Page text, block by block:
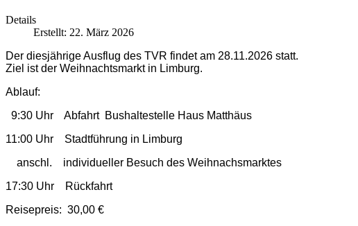
Details
Erstellt: 22. März 2026
Der diesjährige Ausflug des TVR findet am 28.11.2026 statt.
Ziel ist der Weihnachtsmarkt in Limburg.
Ablauf:
9:30 Uhr Abfahrt Bushaltestelle Haus Matthäus
11:00 Uhr Stadtführung in Limburg
anschl. individueller Besuch des Weihnachsmarktes
17:30 Uhr Rückfahrt
Reisepreis: 30,00 €